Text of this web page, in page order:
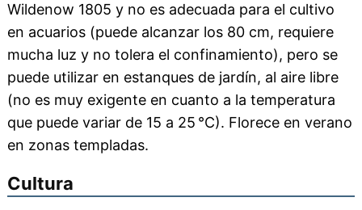
Wildenow 1805 y no es adecuada para el cultivo
en acuarios (puede alcanzar los 80 cm, requiere
mucha luz y no tolera el confinamiento), pero se
puede utilizar en estanques de jardín, al aire libre
(no es muy exigente en cuanto a la temperatura
que puede variar de 15 a 25 °C). Florece en verano
en zonas templadas.
Cultura